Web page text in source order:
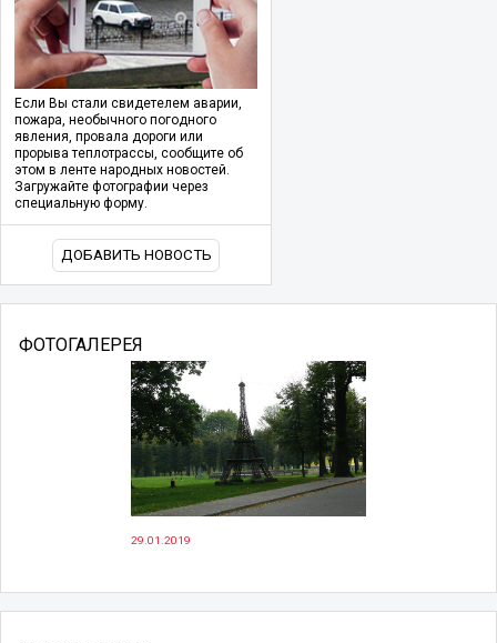
Если Вы стали свидетелем аварии,
пожара, необычного погодного
явления, провала дороги или
прорыва теплотрассы, сообщите об
этом в ленте народных новостей.
Загружайте фотографии через
специальную форму.
ДОБАВИТЬ НОВОСТЬ
ФОТОГАЛЕРЕЯ
29.01.2019